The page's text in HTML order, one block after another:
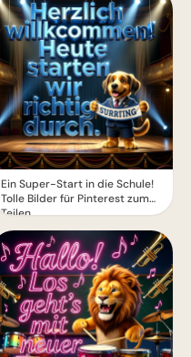
Ein Super-Start in die Schule!
Tolle Bilder für Pinterest zum
Teilen.